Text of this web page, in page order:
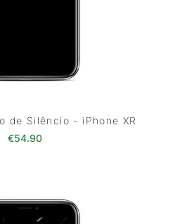
de Silêncio - iPhone XR
€54.90